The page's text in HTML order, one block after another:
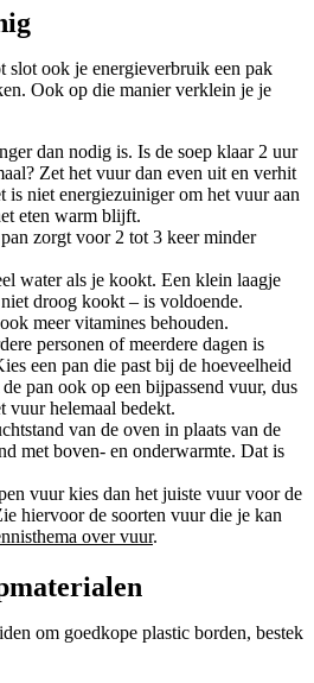
slot ook je energieverbruik een pak
Ook op die manier verklein je je
dan nodig is. Is de soep klaar 2 uur
Zet het vuur dan even uit en verhit
is niet energiezuiniger om het vuur aan
eten warm blijft.
zorgt voor 2 tot 3 keer minder
water als je kookt. Een klein laagje
droog kookt – is voldoende.
meer vitamines behouden.
personen of meerdere dagen is
een pan die past bij de hoeveelheid
pan ook op een bijpassend vuur, dus
vuur helemaal bedekt.
van de oven in plaats van de
met boven- en onderwarmte. Dat is
vuur kies dan het juiste vuur voor de
hiervoor de soorten vuur die je kan
over vuur.
om goedkope plastic borden, bestek